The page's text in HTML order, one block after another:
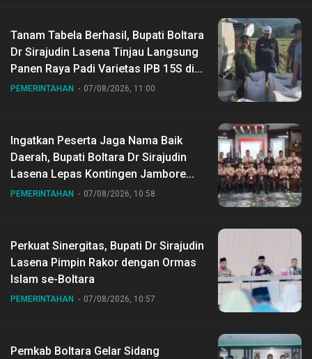
Tanam Tabela Berhasil, Bupati Boltara
Dr Sirajudin Lasena Tinjau Langsung
Panen Raya Padi Varietas IPB 15S di
Desa Gihang
PEMERINTAHAN 07/08/2026, 11:00
Ingatkan Peserta Jaga Nama Baik
Daerah, Bupati Boltara Dr Sirajudin
Lasena Lepas Kontingen Jambore
Nasional ke XII di Buperta Cibubur
PEMERINTAHAN 07/08/2026, 10:58
Perkuat Sinergitas, Bupati Dr Sirajudin
Lasena Pimpin Rakor dengan Ormas
Islam se-Boltara
PEMERINTAHAN 07/08/2026, 10:57
Pemkab Boltara Gelar Sidang